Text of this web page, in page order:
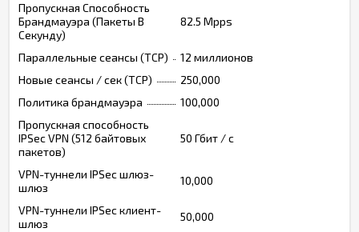
Пропускная Способность
Брандмауэра (Пакеты В
Секунду)
82.5 Mpps
Параллельные сеансы (TCP)
12 миллионов
Новые сеансы / сек (TCP)
250,000
Политика брандмауэра
100,000
Пропускная способность
IPSec VPN (512 байтовых
пакетов)
50 Гбит / с
VPN-туннели IPSec шлюз-
шлюз
10,000
VPN-туннели IPSec клиент-
шлюз
50,000